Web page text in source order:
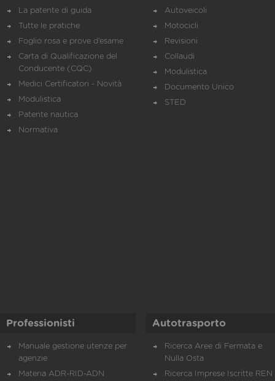
La patente di guida
Tutte le pratiche
Foglio rosa e prove d’esame
Carta di Qualificazione del
Conducente (CQC)
Medici Certificatori - Novità
Modulistica
Patente nautica
Normativa
Autoveicoli
Motocicli
Revisioni
Collaudi
Modulistica
Documento Unico
STED
Professionisti
Manuale gestione utenze per
agenzie
Materia ADR-RID-ADN
Autotrasporto
Ricerca Aree di Fermata e
Nulla Osta
Ricerca Imprese Iscritte REN